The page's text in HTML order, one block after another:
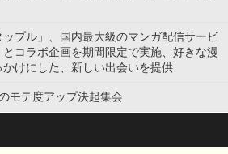
プル」、国内最大級のマンガ配信サービ
コラボ企画を期間限定で実施、好きな漫
けにした、新しい出会いを提供
モテ度アップ決起集会